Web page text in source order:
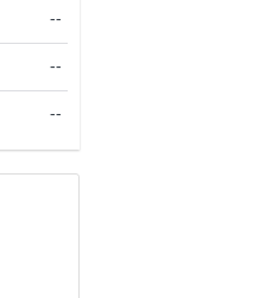
--
--
--